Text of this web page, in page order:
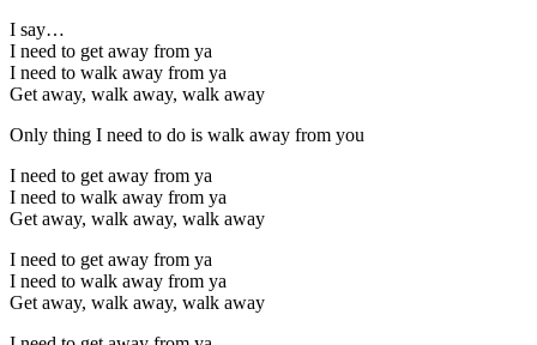
I say…
I need to get away from ya
I need to walk away from ya
Get away, walk away, walk away
Only thing I need to do is walk away from you
I need to get away from ya
I need to walk away from ya
Get away, walk away, walk away
I need to get away from ya
I need to walk away from ya
Get away, walk away, walk away